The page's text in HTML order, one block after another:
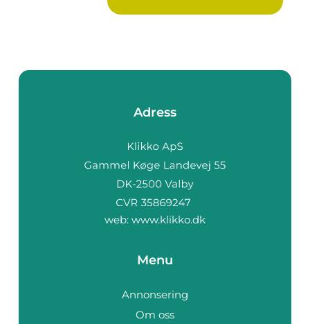
Adress
web: www.klikko.dk
Menu
Annonsering
Om oss